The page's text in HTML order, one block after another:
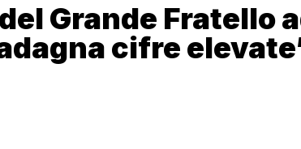
Grande Fratello
cifre